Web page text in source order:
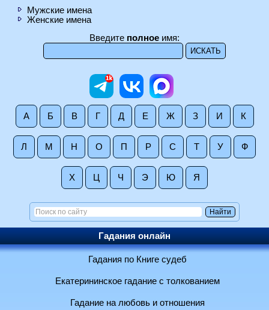
Мужские имена
Женские имена
Введите полное имя:
А Б В Г Д Е Ж З И К
Л М Н О П Р С Т У Ф
Х Ц Ч Э Ю Я
Гадания онлайн
Гадания по Книге судеб
Екатерининское гадание с толкованием
Гадание на любовь и отношения